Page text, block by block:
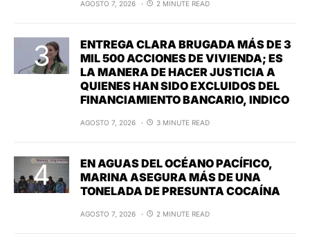
AGOSTO 7, 2026 2 MINUTE READ
ENTREGA CLARA BRUGADA MÁS DE 3
MIL 500 ACCIONES DE VIVIENDA; ES
LA MANERA DE HACER JUSTICIA A
QUIENES HAN SIDO EXCLUIDOS DEL
FINANCIAMIENTO BANCARIO, INDICO
AGOSTO 7, 2026 3 MINUTE READ
EN AGUAS DEL OCÉANO PACÍFICO,
MARINA ASEGURA MÁS DE UNA
TONELADA DE PRESUNTA COCAÍNA
AGOSTO 7, 2026 2 MINUTE READ